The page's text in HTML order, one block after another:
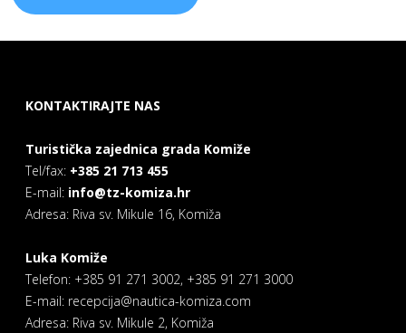
KONTAKTIRAJTE NAS
Turistička zajednica grada Komiže
Tel/fax: +385 21 713 455
E-mail: info@tz-komiza.hr
Adresa: Riva sv. Mikule 16, Komiža
Luka Komiže
Telefon: +385 91 271 3002, +385 91 271 3000
E-mail: recepcija@nautica-komiza.com
Adresa: Riva sv. Mikule 2, Komiža